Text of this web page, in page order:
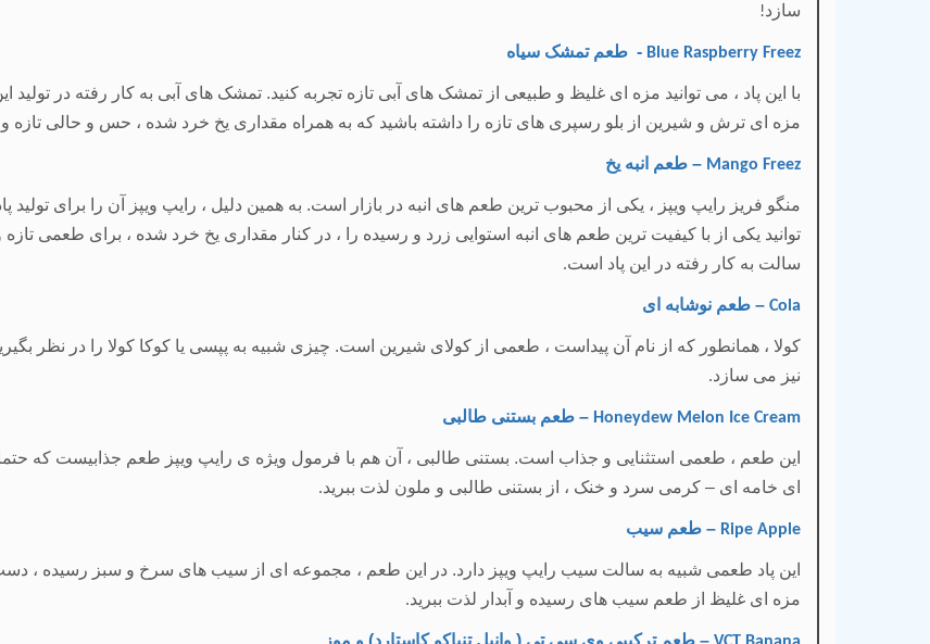
سازد!
Blue Raspberry Freez - طعم تمشک سیاه
با این پاد ، می توانید مزه ای غلیظ و طبیعی از تمشک های آبی تازه تجربه کنید. تمشک های آبی به کار رفته در تولید
مزه ای ترش و شیرین از بلو رسپری های تازه را داشته باشید که به همراه مقداری یخ خرد شده ، حس و حالی تازه و
Mango Freez – طعم انبه یخ
منگو فریز رایپ ویپز ، یکی از محبوب ترین طعم های انبه در بازار است. به همین دلیل ، رایپ ویپز آن را برای
توانید یکی از با کیفیت ترین طعم های انبه استوایی زرد و رسیده را ، در کنار مقداری یخ خرد شده ، برای طعمی تازه
سالت به کار رفته در این پاد است.
Cola – طعم نوشابه ای
کولا ، همانطور که از نام آن پیداست ، طعمی از کولای شیرین است. چیزی شبیه به پپسی یا کوکا کولا را در نظر
نیز می سازد.
Honeydew Melon Ice Cream – طعم بستنی طالبی
این طعم ، طعمی استثنایی و جذاب است. بستنی طالبی ، آن هم با فرمول ویژه ی رایپ ویپز طعم جذابیست که حتما
ای خامه ای – کرمی سرد و خنک ، از بستنی طالبی و ملون لذت ببرید.
Ripe Apple – طعم سیب
این پاد طعمی شبیه به سالت سیب رایپ ویپز دارد. در این طعم ، مجموعه ای از سیب های سرخ و سبز رسیده ، دست
مزه ای غلیظ از طعم سیب های رسیده و آبدار لذت ببرید.
– طعم ترکیبی وی سی تی ( وانیل تنباکو کاستارد) و موز